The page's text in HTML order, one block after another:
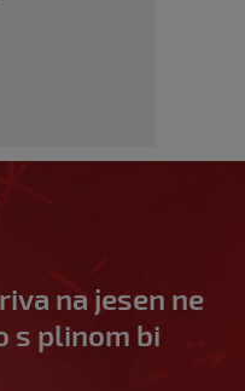
na jesen ne
s plinom bi